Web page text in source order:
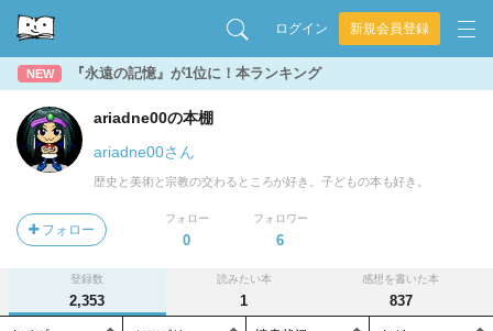
ログイン 新規会員登録
NEW 『永遠の記憶』が1位に！本ランキング
ariadne00の本棚
ariadne00さん
歴史と美術と宗教の交わるところが好き。子どもの本も好き。
フォロー
フォロー
0
フォロワー
6
登録数
2,353
読みたい本
1
感想を書いた本
837